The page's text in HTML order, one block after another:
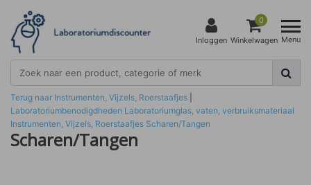
Inloggen
0
Winkelwagen Menu
Terug naar Instrumenten, Vijzels, Roerstaafjes
Laboratoriumbenodigdheden Laboratoriumglas, vaten, verbruiksmateriaal
Instrumenten, Vijzels, Roerstaafjes Scharen/Tangen
Scharen/Tangen